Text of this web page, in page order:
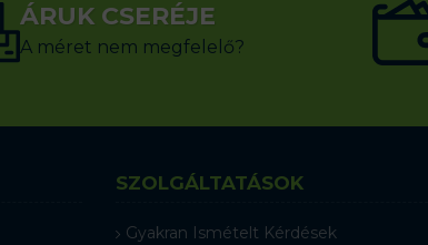
ÁRUK CSERÉJE
A méret nem megfelelő?
SZOLGÁLTATÁSOK
Gyakran Ismételt Kérdések